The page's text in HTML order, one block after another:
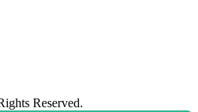
Reserved.